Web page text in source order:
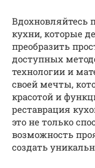
Вдохновляйтесь
кухни, которые
преобразить
доступных
технологии и
своей мечты,
красотой и
реставрация
это не только
возможность
создать